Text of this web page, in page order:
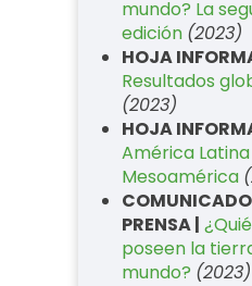
mundo? La
edición (2023)
HOJA
Resultados
(2023)
HOJA
América
Mesoamérica
COMUNICADO
PRENSA |
poseen la
mundo? (2023)